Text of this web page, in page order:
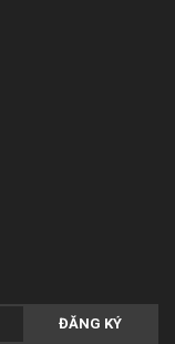
ĐĂNG KÝ